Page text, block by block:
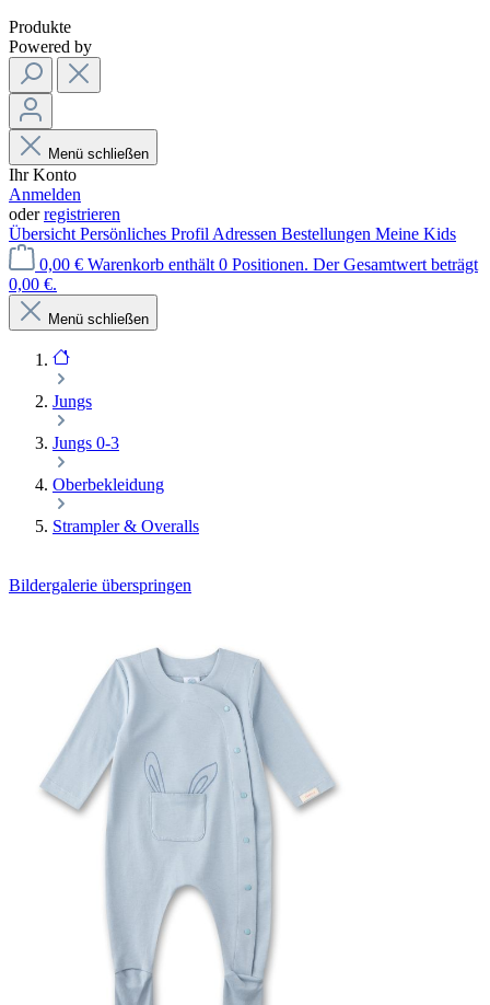
Produkte
Powered by
Menü schließen
Ihr Konto
Anmelden
oderregistrieren
Übersicht Persönliches Profil Adressen Bestellungen Meine Kids
0,00 € Warenkorb enthält 0 Positionen. Der Gesamtwert beträgt
0,00 €.
Menü schließen
Jungs
Jungs 0-3
Oberbekleidung
Strampler & Overalls
Bildergalerie überspringen